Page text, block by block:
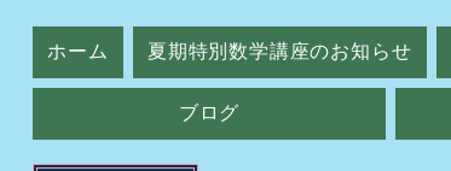
ホーム 夏期特別数学講座のお知らせ
ブログ